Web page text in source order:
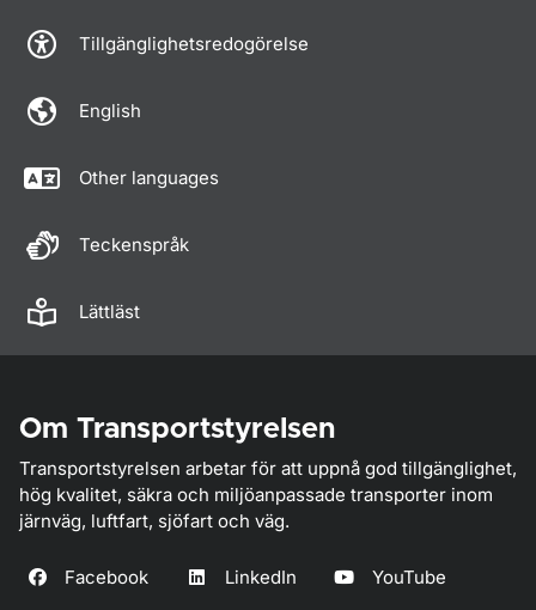
Tillgänglighetsredogörelse
English
Other languages
Teckenspråk
Lättläst
Om Transportstyrelsen
Transportstyrelsen arbetar för att uppnå god tillgänglighet,
hög kvalitet, säkra och miljöanpassade transporter inom
järnväg, luftfart, sjöfart och väg.
Facebook LinkedIn YouTube